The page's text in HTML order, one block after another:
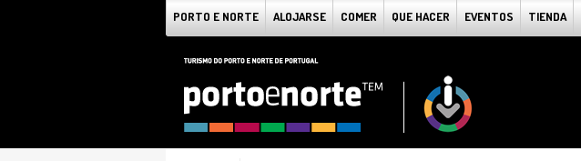
PORTO E NORTE ALOJARSE COMER QUE HACER EVENTOS TIENDA